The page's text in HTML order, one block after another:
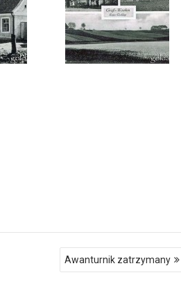
Awanturnik zatrzymany